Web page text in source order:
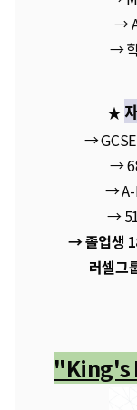
→
→
★
→
→
→ A-
→
→졸업생
러셀그
"King's